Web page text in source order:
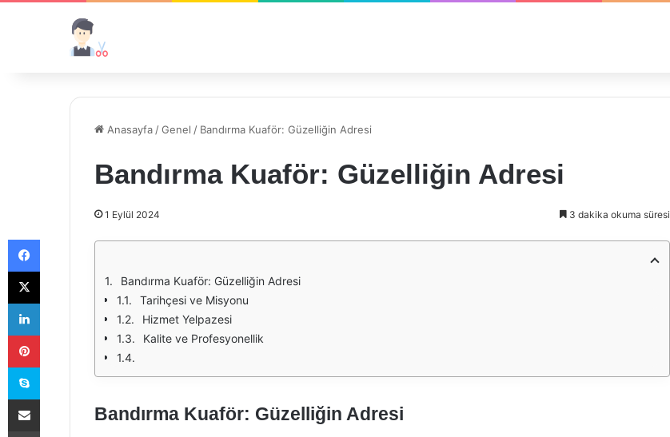
Anasayfa /Genel / Bandırma Kuaför: Güzelliğin Adresi
Bandırma Kuaför: Güzelliğin Adresi
1 Eylül 2024 3 dakika okuma süresi
Bandırma Kuaför: Güzelliğin Adresi
Tarihçesi ve Misyonu
Hizmet Yelpazesi
Kalite ve Profesyonellik
Bandırma Kuaför: Güzelliğin Adresi
Facebook
X
LinkedIn
Pinterest
Skype
E-Posta ile paylaş